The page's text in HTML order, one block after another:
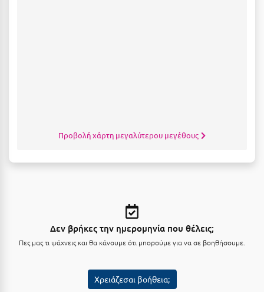
Κορώνη
Προβολή χάρτη μεγαλύτερου μεγέθους
Δεν βρήκες την ημερομηνία που θέλεις;
Πες μας τι ψάχνεις και θα κάνουμε ότι μπορούμε για να σε βοηθήσουμε.
Χρειάζεσαι βοήθεια;